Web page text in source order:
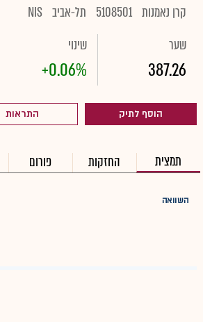
קרן נאמנות 5108501 תל-אביב NIS
שער
387.26
שינוי
+0.06%
הוסף לתיק התראות
תמצית החזקות פורום
השוואה